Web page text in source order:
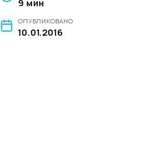
9 мин
ОПУБЛИКОВАНО
10.01.2016